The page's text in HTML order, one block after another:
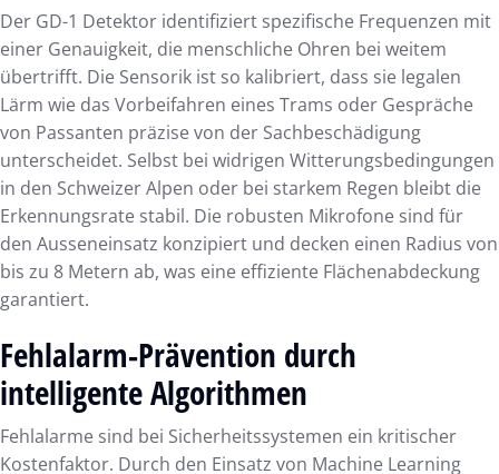
Der GD-1 Detektor identifiziert spezifische Frequenzen mit
einer Genauigkeit, die menschliche Ohren bei weitem
übertrifft. Die Sensorik ist so kalibriert, dass sie legalen
Lärm wie das Vorbeifahren eines Trams oder Gespräche
von Passanten präzise von der Sachbeschädigung
unterscheidet. Selbst bei widrigen Witterungsbedingungen
in den Schweizer Alpen oder bei starkem Regen bleibt die
Erkennungsrate stabil. Die robusten Mikrofone sind für
den Ausseneinsatz konzipiert und decken einen Radius von
bis zu 8 Metern ab, was eine effiziente Flächenabdeckung
garantiert.
Fehlalarm-Prävention durch
intelligente Algorithmen
Fehlalarme sind bei Sicherheitssystemen ein kritischer
Kostenfaktor. Durch den Einsatz von Machine Learning